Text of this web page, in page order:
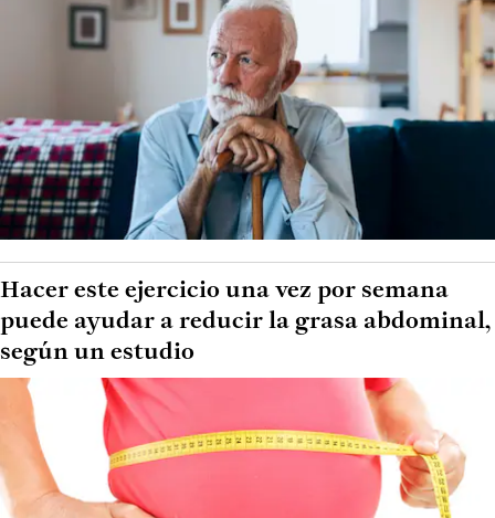
Hacer este ejercicio una vez por semana
puede ayudar a reducir la grasa abdominal,
según un estudio